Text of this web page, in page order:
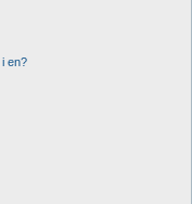
en?